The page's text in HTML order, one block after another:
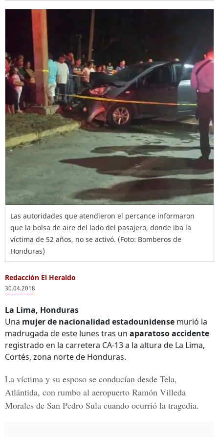
Las autoridades que atendieron el percance informaron
que la bolsa de aire del lado del pasajero, donde iba la
víctima de 52 años, no se activó. (Foto: Bomberos de
Honduras)
Redacción El Heraldo
30.04.2018
La Lima, Honduras
Una mujer de nacionalidad estadounidense murió la
madrugada de este lunes tras un aparatoso accidente
registrado en la carretera CA-13 a la altura de La Lima,
Cortés, zona norte de Honduras.
La víctima y su esposo se conducían desde Tela,
Atlántida, con rumbo al aeropuerto Ramón Villeda
Morales de San Pedro Sula cuando ocurrió la tragedia.